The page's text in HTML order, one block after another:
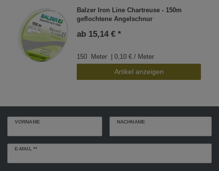
Balzer Iron Line Chartreuse - 150m
geflochtene Angelschnur
ab 15,14 € *
150 Meter | 0,10 € / Meter
Artikel anzeigen
VORNAME NACHNAME
E-MAIL **
Newsletter